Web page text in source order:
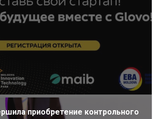
приобретение контрольного